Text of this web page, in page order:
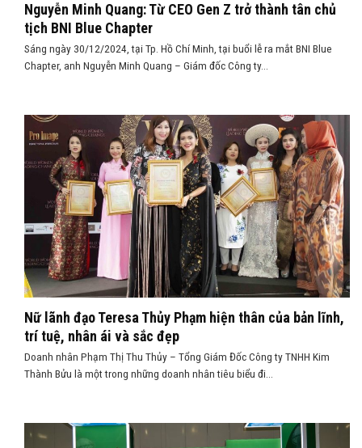
Nguyễn Minh Quang: Từ CEO Gen Z trở thành tân chủ
tịch BNI Blue Chapter
Sáng ngày 30/12/2024, tại Tp. Hồ Chí Minh, tại buổi lễ ra mắt BNI Blue
Chapter, anh Nguyễn Minh Quang – Giám đốc Công ty...
Nữ lãnh đạo Teresa Thủy Phạm hiện thân của bản lĩnh,
trí tuệ, nhân ái và sắc đẹp
Doanh nhân Phạm Thị Thu Thủy – Tổng Giám Đốc Công ty TNHH Kim
Thành Bửu là một trong những doanh nhân tiêu biểu đi...